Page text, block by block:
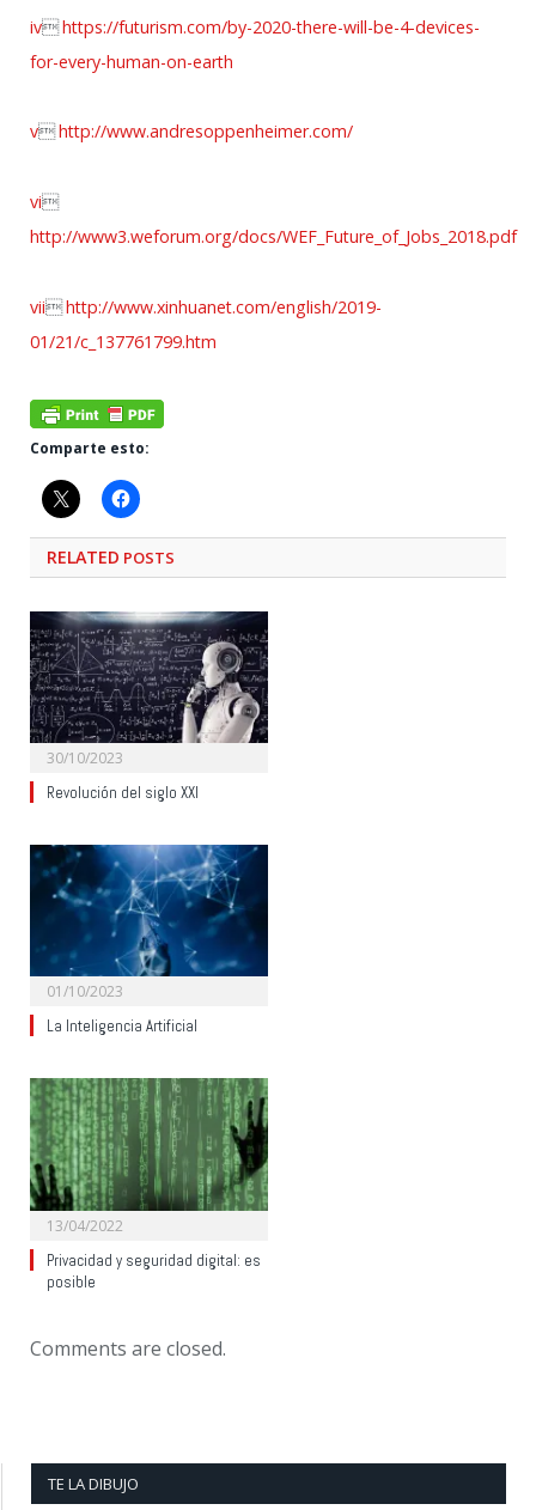
ivhttps://futurism.com/by-2020-there-will-be-4-devices-
for-every-human-on-earth
vhttp://www.andresoppenheimer.com/
vi
http://www3.weforum.org/docs/WEF_Future_of_Jobs_2018.pdf
viihttp://www.xinhuanet.com/english/2019-
01/21/c_137761799.htm
Comparte esto:
RELATED POSTS
30/10/2023
Revolución del siglo XXI
01/10/2023
La Inteligencia Artificial
13/04/2022
Privacidad y seguridad digital: es
posible
Comments are closed.
TE LA DIBUJO